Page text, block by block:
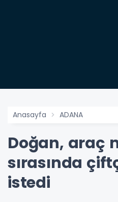
Anasayfa ADANA
Doğan, araç
sırasında
istedi